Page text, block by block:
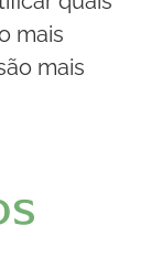
mais
mais